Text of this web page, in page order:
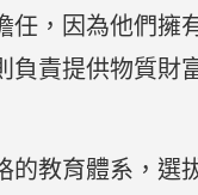
任，因為他們擁
負責提供物質財
的教育體系，選